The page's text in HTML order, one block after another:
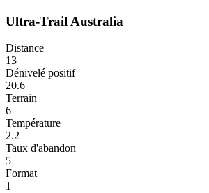
Ultra-Trail Australia
Distance
13
Dénivelé positif
20.6
Terrain
6
Température
2.2
Taux d'abandon
5
Format
1